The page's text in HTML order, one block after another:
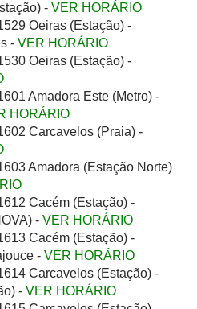
- VER HORÁRIO
Oeiras (Estação) -
- VER HORÁRIO
Oeiras (Estação) -
Amadora Este (Metro) -
HORÁRIO
Carcavelos (Praia) -
Amadora (Estação Norte)
Cacém (Estação) -
- VER HORÁRIO
Cacém (Estação) -
- VER HORÁRIO
Carcavelos (Estação) -
- VER HORÁRIO